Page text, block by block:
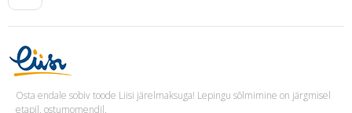
Osta endale sobiv toode Liisi järelmaksuga! Lepingu sõlmimine on järgmisel
etapil, ostumomendil.